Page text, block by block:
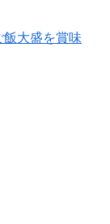
大盛を賞味